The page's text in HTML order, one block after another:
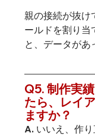
親の接続が抜け
ールドを割り当
と、データがあ
Q5. 制作実
たら、レイ
ますか？
A. いいえ、作り